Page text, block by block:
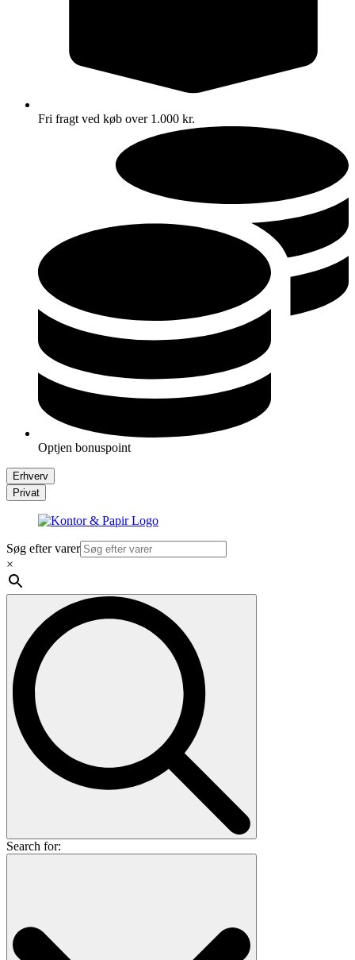
Fri fragt ved køb over 1.000 kr.
Optjen bonuspoint
Erhverv
Privat
Søg efter varer
×
Search for: